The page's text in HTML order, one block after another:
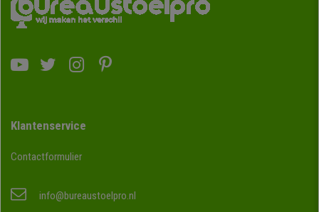
Klantenservice
Contactformulier
info@bureaustoelpro.nl